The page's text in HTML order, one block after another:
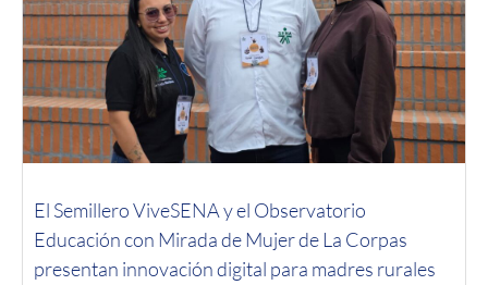
El Semillero ViveSENA y el Observatorio
Educación con Mirada de Mujer de La Corpas
presentan innovación digital para madres rurales